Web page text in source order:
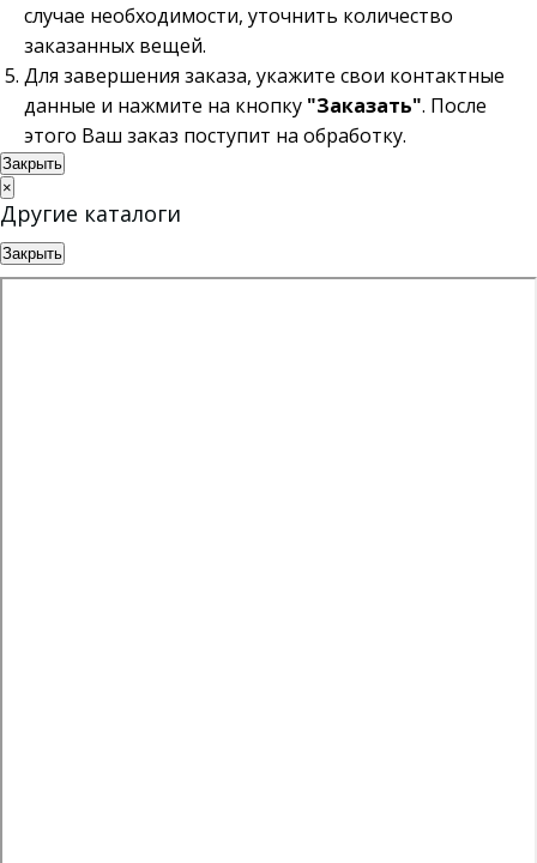
случае необходимости, уточнить количество
заказанных вещей.
Для завершения заказа, укажите свои контактные
данные и нажмите на кнопку "Заказать". После
этого Ваш заказ поступит на обработку.
Закрыть
×
Другие каталоги
Закрыть